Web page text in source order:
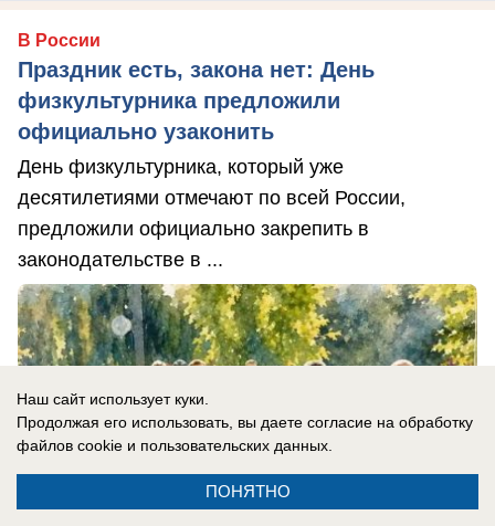
В России
Праздник есть, закона нет: День
физкультурника предложили
официально узаконить
День физкультурника, который уже
десятилетиями отмечают по всей России,
предложили официально закрепить в
законодательстве в ...
Наш сайт использует куки.
Продолжая его использовать, вы даете согласие на обработку
файлов cookie и пользовательских данных.
ПОНЯТНО